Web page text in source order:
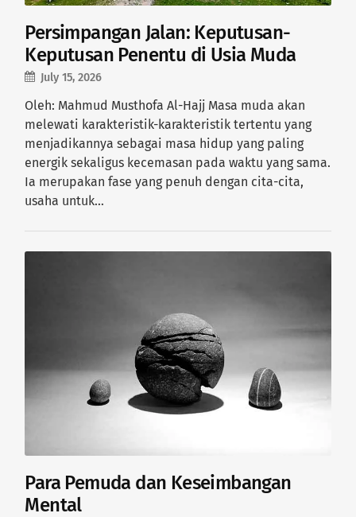
Persimpangan Jalan: Keputusan-
Keputusan Penentu di Usia Muda
July 15, 2026
Oleh: Mahmud Musthofa Al-Hajj Masa muda akan
melewati karakteristik-karakteristik tertentu yang
menjadikannya sebagai masa hidup yang paling
energik sekaligus kecemasan pada waktu yang sama.
Ia merupakan fase yang penuh dengan cita-cita,
usaha untuk…
Para Pemuda dan Keseimbangan
Mental